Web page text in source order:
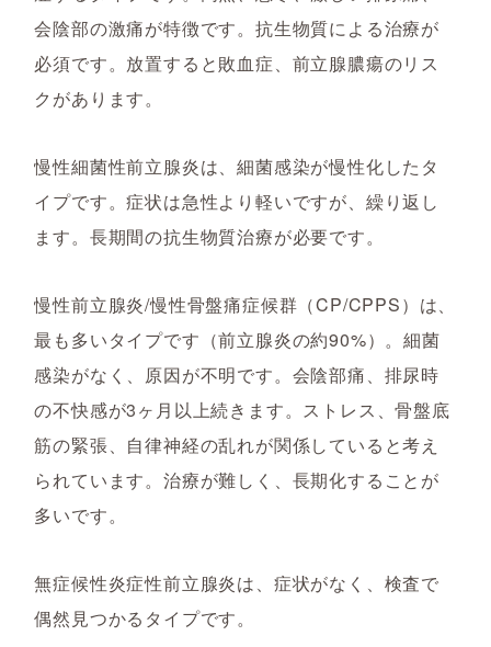
会陰部の激痛が特徴です。抗生物質による治療が
必須です。放置すると敗血症、前立腺膿瘍のリス
クがあります。
慢性細菌性前立腺炎は、細菌感染が慢性化したタ
イプです。症状は急性より軽いですが、繰り返し
ます。長期間の抗生物質治療が必要です。
慢性前立腺炎/慢性骨盤痛症候群（CP/CPPS）は、
最も多いタイプです（前立腺炎の約90%）。細菌
感染がなく、原因が不明です。会陰部痛、排尿時
の不快感が3ヶ月以上続きます。ストレス、骨盤底
筋の緊張、自律神経の乱れが関係していると考え
られています。治療が難しく、長期化することが
多いです。
無症候性炎症性前立腺炎は、症状がなく、検査で
偶然見つかるタイプです。